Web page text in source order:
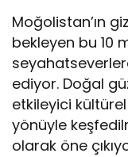
Moğolistan’ın
bekleyen bu 10
ediyor. Doğal
etkileyici
yönüyle
olarak öne